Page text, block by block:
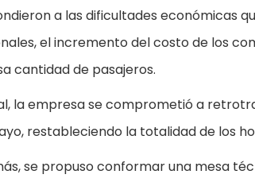
a las dificultades económicas
el incremento del costo de los
cantidad de pasajeros.
la empresa se comprometió a
restableciendo la totalidad de los
se propuso conformar una mesa